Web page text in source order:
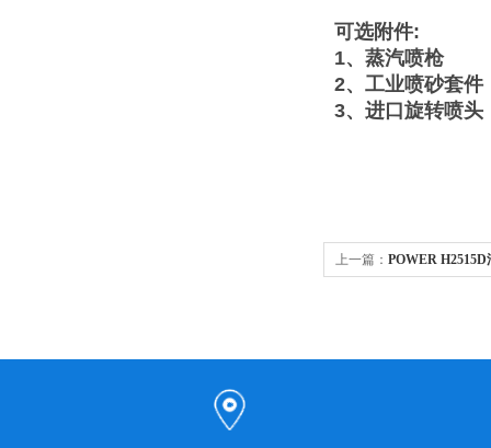
可选附件:
1、蒸汽喷枪
2、工业喷砂套件
3、进口旋转喷头
上一篇： POWER